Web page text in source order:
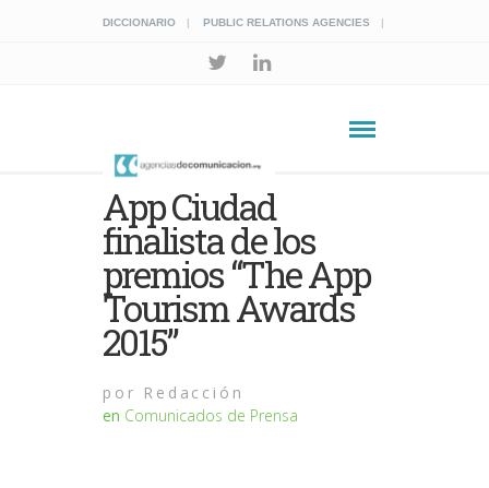
DICCIONARIO PUBLIC RELATIONS AGENCIES
App Ciudad
finalista de los
premios “The App
Tourism Awards
2015”
por Redacción
en Comunicados de Prensa